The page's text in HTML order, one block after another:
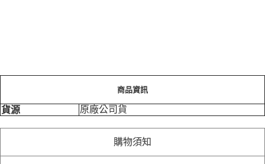
商品資訊
貨源 原廠公司貨
購物須知